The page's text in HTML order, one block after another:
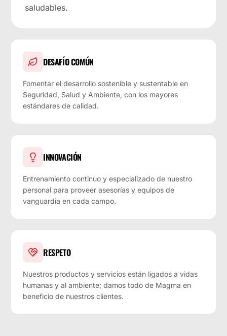
saludables.
DESAFÍO COMÚN
Fomentar el desarrollo sostenible y sustentable en
Seguridad, Salud y Ambiente, con los mayores
estándares de calidad.
INNOVACIÓN
Entrenamiento continuo y especializado de nuestro
personal para proveer asesorías y equipos de
vanguardia en cada campo.
RESPETO
Nuestros productos y servicios están ligados a vidas
humanas y al ambiente; damos todo de Magma en
beneficio de nuestros clientes.